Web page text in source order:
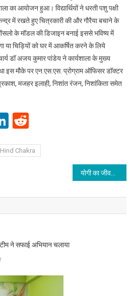
का आयोजन हुआ। विद्यार्थियों ने धरती पशु पक्षी
में रखते हुए चित्रकारी की और गौरैया बचाने के
के मॉडल की डिजाइन बनाई इससे भविष्य में
या चिड़ियों को घर में आकर्षित करने के लिये
डॉ अजय कुमार पांडेय ने कार्यशाला के मुख्य
इस मौके पर एन.एस.एस. प्रोग्राम ऑफिसर डॉक्टर
मजहर इलाही, निशांत रंजन, निशांकिता समेत
LinkedIn
Reddit
Hind Chakra
योगी का जीवन समाज और राष्ट्र में महत्व रखता है
ने सफाई अभियान चलाया